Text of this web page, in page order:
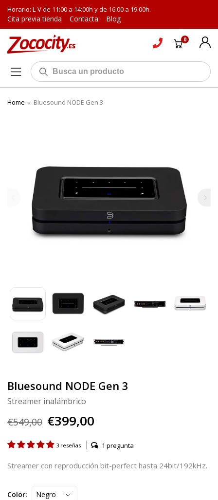
Horario: L-V de 11:00 a 14:00h y de 16:00 a 19:00h.
Cita previa tienda Contacta Blog
0
Home › Bluesound NODE Gen 3
Bluesound NODE Gen 3
Streamer inalámbrico
€549,00 €399,00
3 reseñas 1 pregunta
Streamer con reproducción bit-perfect hasta 24bit/192kHz.
Color: